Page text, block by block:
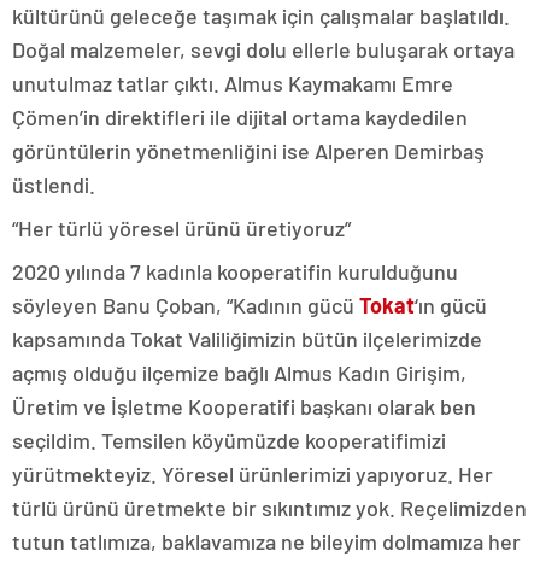
kültürünü geleceğe taşımak için çalışmalar başlatıldı.
Doğal malzemeler, sevgi dolu ellerle buluşarak ortaya
unutulmaz tatlar çıktı. Almus Kaymakamı Emre
Çömen’in direktifleri ile dijital ortama kaydedilen
görüntülerin yönetmenliğini ise Alperen Demirbaş
üstlendi.
“Her türlü yöresel ürünü üretiyoruz”
2020 yılında 7 kadınla kooperatifin kurulduğunu
söyleyen Banu Çoban, “Kadının gücü Tokat‘ın gücü
kapsamında Tokat Valiliğimizin bütün ilçelerimizde
açmış olduğu ilçemize bağlı Almus Kadın Girişim,
Üretim ve İşletme Kooperatifi başkanı olarak ben
seçildim. Temsilen köyümüzde kooperatifimizi
yürütmekteyiz. Yöresel ürünlerimizi yapıyoruz. Her
türlü ürünü üretmekte bir sıkıntımız yok. Reçelimizden
tutun tatlımıza, baklavamıza ne bileyim dolmamıza her